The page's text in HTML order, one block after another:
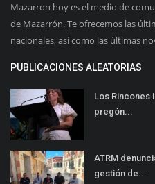
Mazarron hoy es el medio de
de Mazarrón. Te ofrecemos las
nacionales, así como las últimas
PUBLICACIONES ALEATORIAS
Los Rincones
pregón...
ATRM
gestión de...